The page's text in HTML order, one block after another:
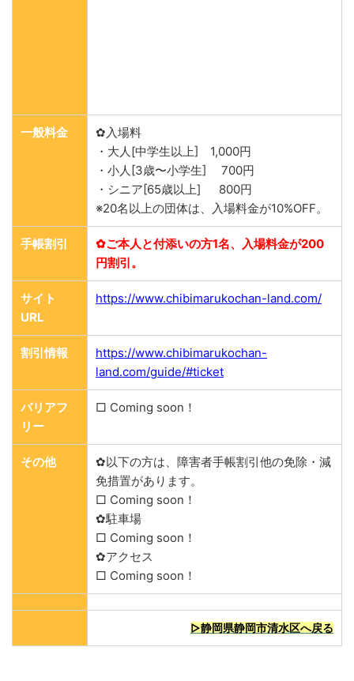
一般料金
✿入場料
・大人[中学生以上] 1,000円
・小人[3歳〜小学生] 700円
・シニア[65歳以上] 800円
※20名以上の団体は、入場料金が10%OFF。
手帳割引
✿ご本人と付添いの方1名、入場料金が200
円割引。
サイト
URL
https://www.chibimarukochan-land.com/
割引情報
https://www.chibimarukochan-
land.com/guide/#ticket
バリアフ
リー
□ Coming soon！
その他
✿以下の方は、障害者手帳割引他の免除・減
免措置があります。
□ Coming soon！
✿駐車場
□ Coming soon！
✿アクセス
□ Coming soon！
▷静岡県静岡市清水区へ戻る